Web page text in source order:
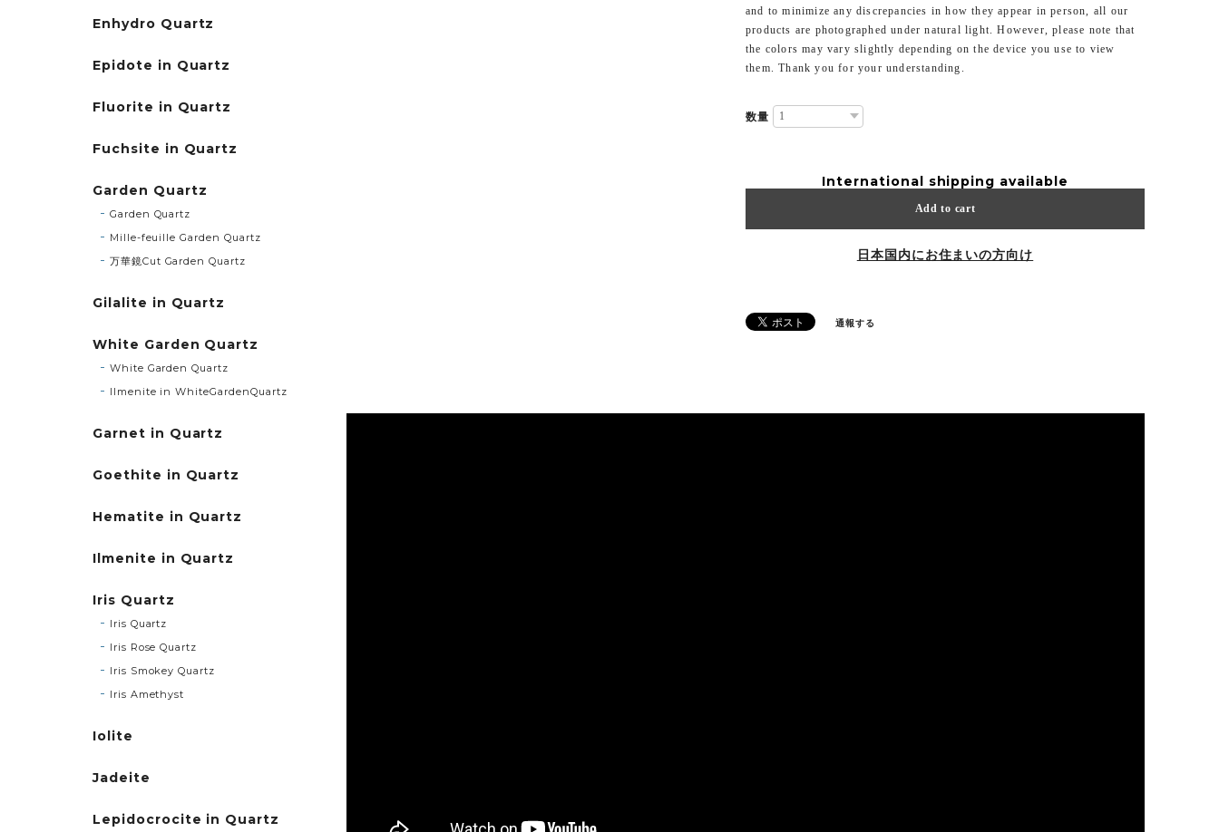
and to minimize any discrepancies in how they appear in person, all our
products are photographed under natural light. However, please note that
the colors may vary slightly depending on the device you use to view
them. Thank you for your understanding.
数量
International shipping available
Add to cart
日本国内にお住まいの方向け
通報する
Enhydro Quartz
Epidote in Quartz
Fluorite in Quartz
Fuchsite in Quartz
Garden Quartz
Garden Quartz
Mille-feuille Garden Quartz
万華鏡Cut Garden Quartz
Gilalite in Quartz
White Garden Quartz
White Garden Quartz
Ilmenite in WhiteGardenQuartz
Garnet in Quartz
Goethite in Quartz
Hematite in Quartz
Ilmenite in Quartz
Iris Quartz
Iris Quartz
Iris Rose Quartz
Iris Smokey Quartz
Iris Amethyst
Iolite
Jadeite
Lepidocrocite in Quartz